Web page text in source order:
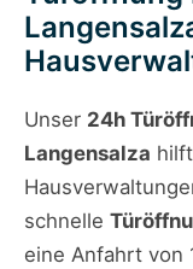
Unser 24h
Langensalza
schnelle
eine Anfahrt von